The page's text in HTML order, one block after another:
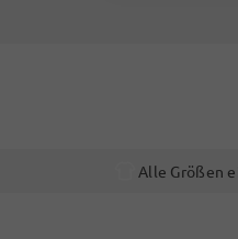
Alle Größen